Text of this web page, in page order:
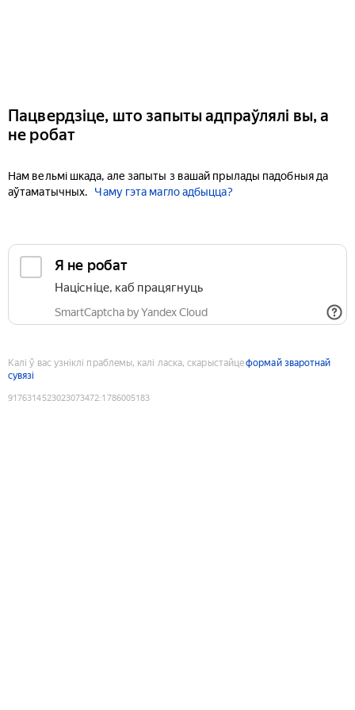
Пацвердзіце, што запыты адпраўлялі вы, а
не робат
Нам вельмі шкада, але запыты з вашай прылады падобныя да
аўтаматычных.
Чаму гэта магло адбыцца?
Я не робат
Націсніце, каб працягнуць
SmartCaptcha by Yandex Cloud
Калі ў вас узніклі праблемы, калі ласка, скарыстайцеформай зваротнай
сувязі
9176314523023073472:1786005183